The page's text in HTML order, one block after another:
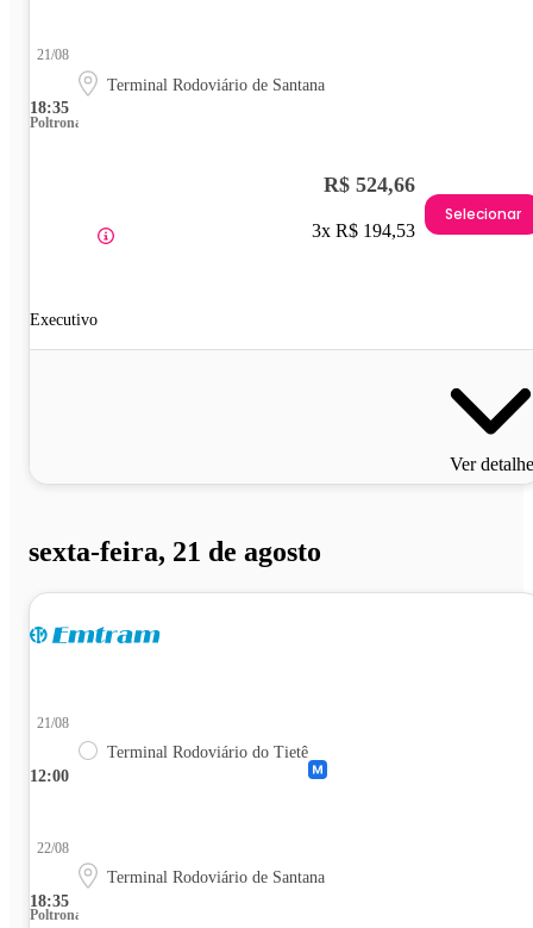
18:35
21/08
Terminal Rodoviário de Santana
Poltrona
Executivo
R$ 524,66
3x R$ 194,53
Selecionar
Ver
sexta-feira, 21 de agosto
12:00
21/08
Terminal Rodoviário do Tietê
18:35
22/08
Terminal Rodoviário de Santana
Poltrona